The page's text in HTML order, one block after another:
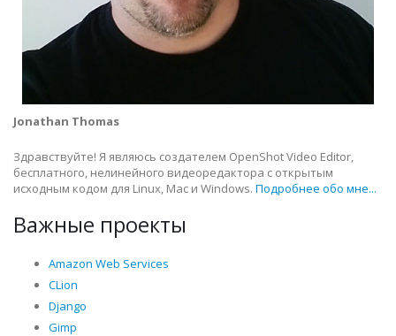
Jonathan Thomas
Здравствуйте! Я являюсь создателем OpenShot Video Editor,
бесплатного, нелинейного видеоредактора с открытым
исходным кодом для Linux, Mac и Windows. Подробнее обо мне...
Важные проекты
Amazon Web Services
CLion
Django
Gimp